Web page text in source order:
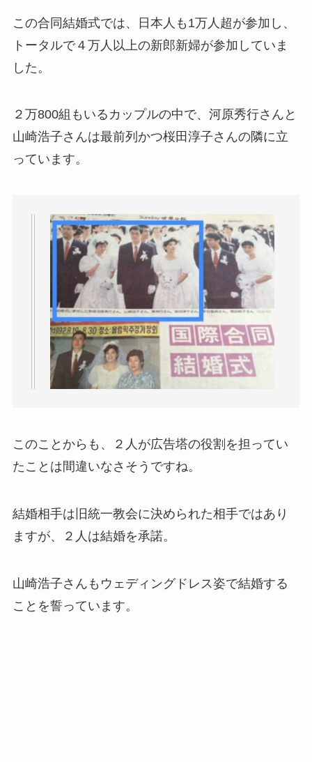
この合同結婚式では、日本人も1万人超が参加し、
トータルで４万人以上の新郎新婦が参加していま
した。
２万800組もいるカップルの中で、河原秀行さんと
山崎浩子さんは最前列かつ桜田淳子さんの隣に立
っています。
このことからも、２人が広告塔の役割を担ってい
たことは間違いなさそうですね。
結婚相手は旧統一教会に決められた相手ではあり
ますが、２人は結婚を承諾。
山崎浩子さんもウェディングドレス姿で結婚する
ことを誓っています。